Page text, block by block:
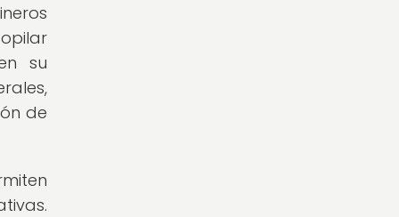
su
de